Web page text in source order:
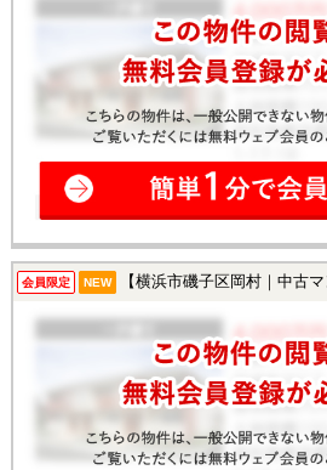
会員限定 NEW 【横浜市磯子区岡村｜中古マ